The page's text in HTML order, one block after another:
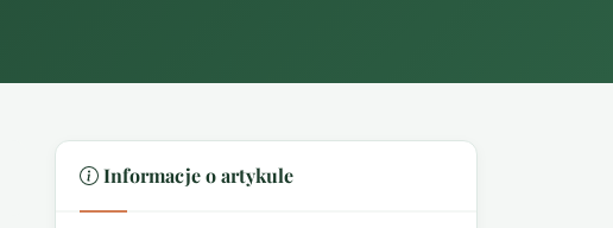
Informacje o artykule